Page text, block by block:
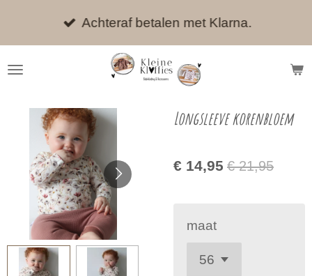
de
Achteraf betalen met Klarna.
Longsleeve korenbloem
€ 14,95 € 21,95
maat